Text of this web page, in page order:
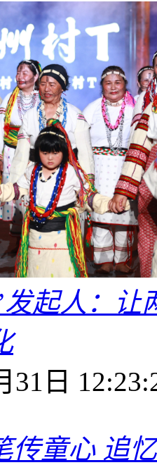
发起人：让
31日
传童心 追